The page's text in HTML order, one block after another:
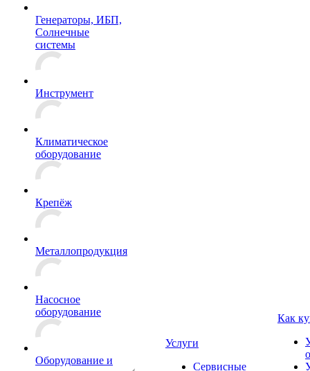
Генераторы, ИБП,
Солнечные
системы
Инструмент
Климатическое
оборудование
Крепёж
Металлопродукция
Насосное
оборудование
Оборудование и
Услуги
Сервисные
Как